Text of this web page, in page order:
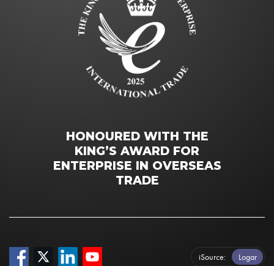
HONOURED WITH THE
KING’S AWARD FOR
ENTERPRISE IN OVERSEAS
TRADE
iSource Logar